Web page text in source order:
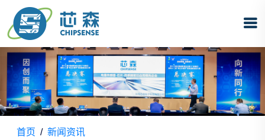
首页
新闻资讯